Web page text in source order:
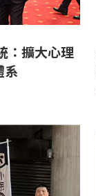
：擴大心理
系